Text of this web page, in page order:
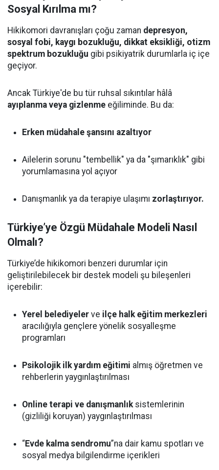
Sosyal Kırılma mı?
Hikikomori davranışları çoğu zaman depresyon,
sosyal fobi, kaygı bozukluğu, dikkat eksikliği, otizm
spektrum bozukluğu gibi psikiyatrik durumlarla iç içe
geçiyor.
Ancak Türkiye'de bu tür ruhsal sıkıntılar hâlâ
ayıplanma veya gizlenme eğiliminde. Bu da:
Erken müdahale şansını azaltıyor
Ailelerin sorunu "tembellik" ya da "şımarıklık" gibi
yorumlamasına yol açıyor
Danışmanlık ya da terapiye ulaşımı zorlaştırıyor.
Türkiye’ye Özgü Müdahale Modeli Nasıl
Olmalı?
Türkiye’de hikikomori benzeri durumlar için
geliştirilebilecek bir destek modeli şu bileşenleri
içerebilir:
Yerel belediyeler ve ilçe halk eğitim merkezleri
aracılığıyla gençlere yönelik sosyalleşme
programları
Psikolojik ilk yardım eğitimi almış öğretmen ve
rehberlerin yaygınlaştırılması
Online terapi ve danışmanlık sistemlerinin
(gizliliği koruyan) yaygınlaştırılması
“Evde kalma sendromu”na dair kamu spotları ve
sosyal medya bilgilendirme içerikleri